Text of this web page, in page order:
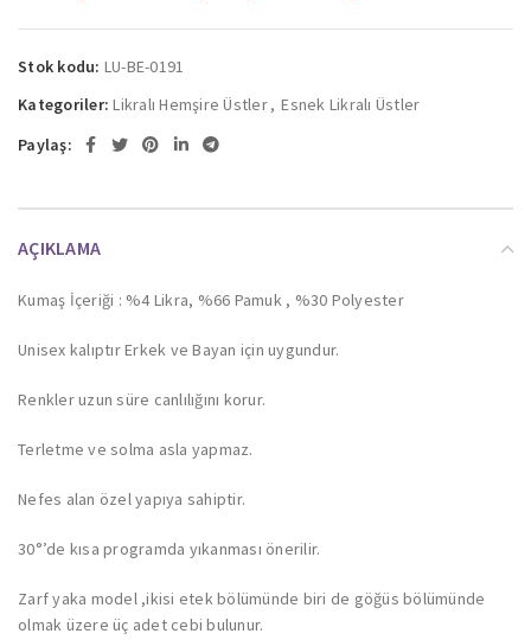
Stok kodu: LU-BE-0191
Kategoriler: Likralı Hemşire Üstler, Esnek Likralı Üstler
Paylaş:
AÇIKLAMA
Kumaş İçeriği : %4 Likra, %66 Pamuk , %30 Polyester
Unisex kalıptır Erkek ve Bayan için uygundur.
Renkler uzun süre canlılığını korur.
Terletme ve solma asla yapmaz.
Nefes alan özel yapıya sahiptir.
30°’de kısa programda yıkanması önerilir.
Zarf yaka model ,ikisi etek bölümünde biri de göğüs bölümünde
olmak üzere üç adet cebi bulunur.